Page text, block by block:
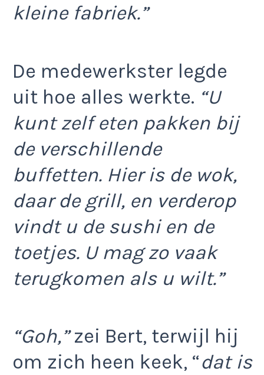
kleine fabriek.”
De medewerkster legde
uit hoe alles werkte. “U
kunt zelf eten pakken bij
de verschillende
buffetten. Hier is de wok,
daar de grill, en verderop
vindt u de sushi en de
toetjes. U mag zo vaak
terugkomen als u wilt.”
“Goh,”zei Bert, terwijl hij
om zich heen keek, “dat is